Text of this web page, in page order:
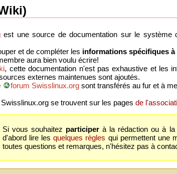
est une source de documentation sur le système
et de compléter les informations spécifiques à
aura bien voulu écrire!
, cette documentation n'est pas exhaustive et les
externes maintenues sont ajoutés.
forum Swisslinux.org sont transférés au fur et à
se trouvent sur les pages de
Si vous souhaitez participer à la rédaction ou à la
d'abord lire lesquelques règles qui permettent une
toutes questions et remarques, n'hésitez pas à